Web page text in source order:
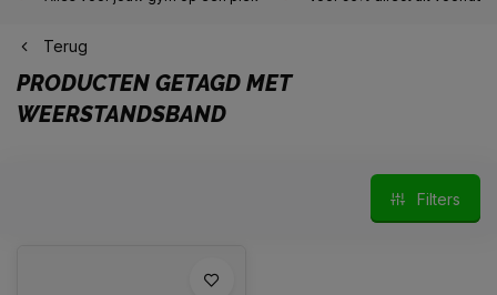
Terug
PRODUCTEN GETAGD MET
WEERSTANDSBAND
Filters